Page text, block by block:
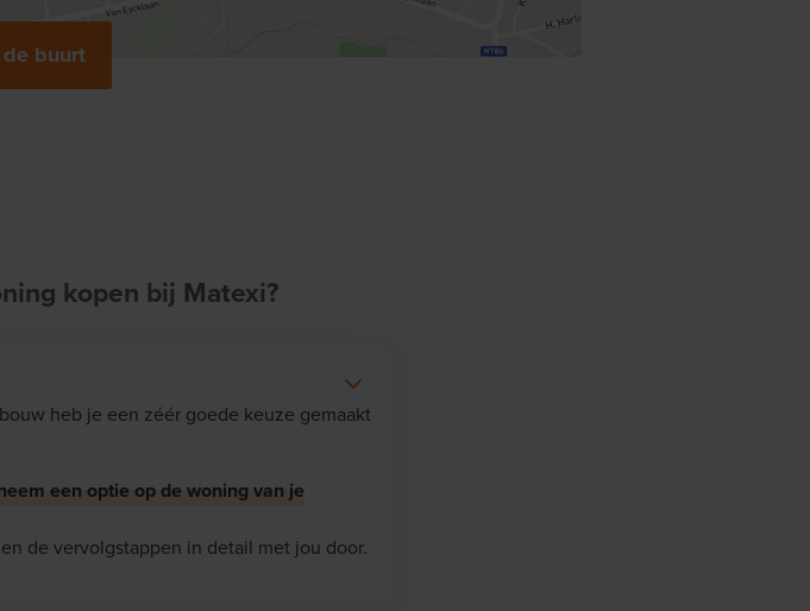
buurt
kopen bij Matexi?
heb je een zéér goede keuze gemaakt
een optie op de woning van je
de vervolgstappen in detail met jou door.